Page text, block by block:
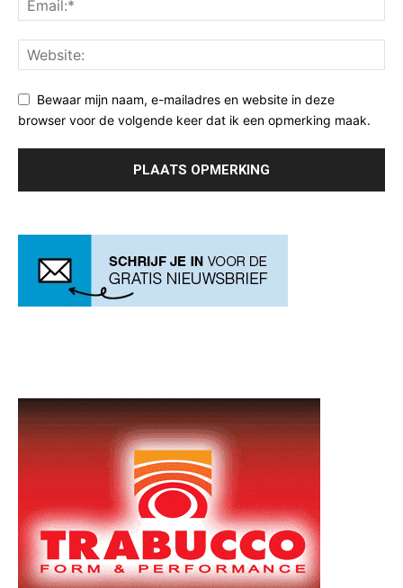
Bewaar mijn naam, e-mailadres en website in deze
browser voor de volgende keer dat ik een opmerking maak.